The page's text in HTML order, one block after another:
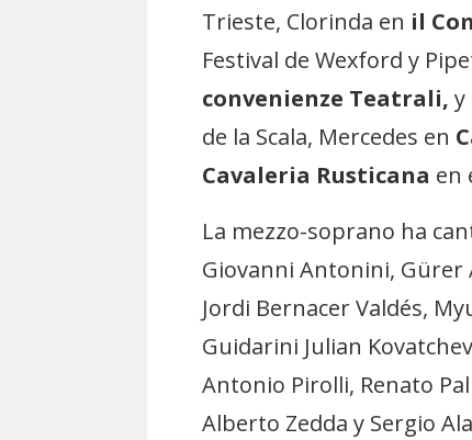
Trieste, Clorinda en il
Festival de Wexford y
convenienze Teatrali, y
de la Scala, Mercedes en
Cavaleria Rusticana en
La mezzo-soprano ha
Giovanni Antonini, Gürer
Jordi Bernacer Valdés,
Guidarini Julian
Antonio Pirolli, Renato
Alberto Zedda y Sergio